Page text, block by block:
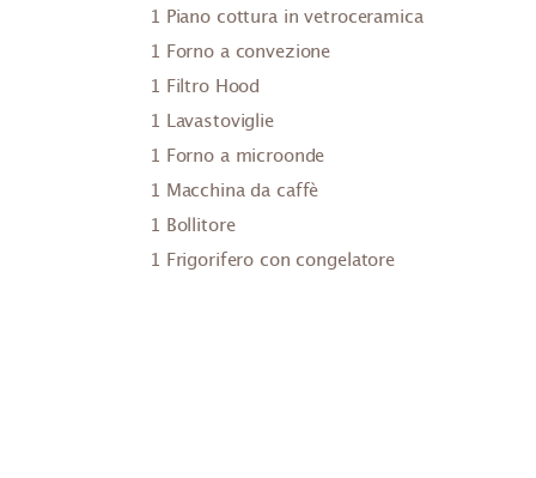
1 Piano cottura in vetroceramica
1 Forno a convezione
1 Filtro Hood
1 Lavastoviglie
1 Forno a microonde
1 Macchina da caffè
1 Bollitore
1 Frigorifero con congelatore